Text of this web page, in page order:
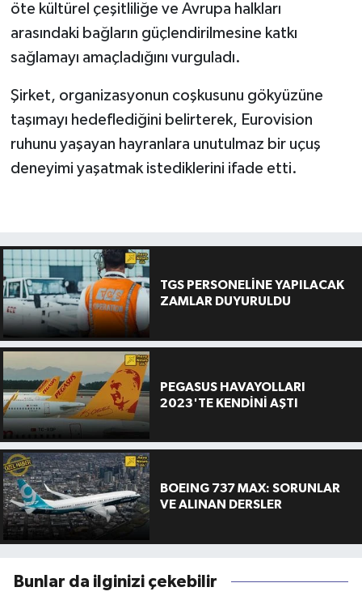
öte kültürel çeşitliliğe ve Avrupa halkları
arasındaki bağların güçlendirilmesine katkı
sağlamayı amaçladığını vurguladı.
Şirket, organizasyonun coşkusunu gökyüzüne
taşımayı hedeflediğini belirterek, Eurovision
ruhunu yaşayan hayranlara unutulmaz bir uçuş
deneyimi yaşatmak istediklerini ifade etti.
TGS PERSONELİNE YAPILACAK
ZAMLAR DUYURULDU
PEGASUS HAVAYOLLARI
2023'TE KENDİNİ AŞTI
BOEING 737 MAX: SORUNLAR
VE ALINAN DERSLER
Bunlar da ilginizi çekebilir